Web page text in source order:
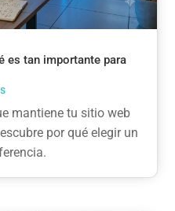
es tan importante para
mantiene tu sitio web
por qué elegir un